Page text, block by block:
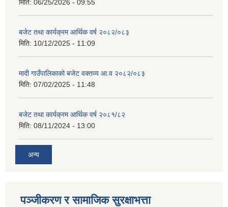
मिति: 06/25/2026 - 09:55
बजेट तथा कार्यक्रम आर्थिक वर्ष २०८२/०८३
मिति: 10/12/2025 - 11:09
मादी गाउँपालिकाको बजेट वक्तव्य आ.व २०८२/०८३
मिति: 07/02/2025 - 11:48
बजेट तथा कार्यक्रम आर्थिक वर्ष २०८१/८२
मिति: 08/11/2024 - 13:00
अन्य
पञ्जीकरण र सामाजिक सुरक्षाभत्ता